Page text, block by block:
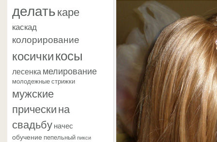
делатькаре
каскад
колорирование
косичкикосы
лесенкамелирование
молодежные стрижки
мужские
прическина
свадьбуначес
обучение пепельный пикси